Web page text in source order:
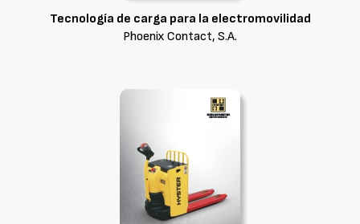
Tecnología de carga para la electromovilidad
Phoenix Contact, S.A.